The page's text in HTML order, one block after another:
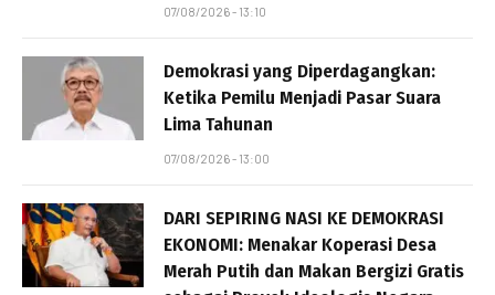
07/08/2026 - 13:10
Demokrasi yang Diperdagangkan:
Ketika Pemilu Menjadi Pasar Suara
Lima Tahunan
07/08/2026 - 13:00
DARI SEPIRING NASI KE DEMOKRASI
EKONOMI: Menakar Koperasi Desa
Merah Putih dan Makan Bergizi Gratis